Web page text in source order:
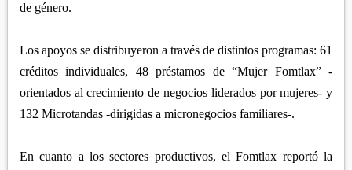
de género.
Los apoyos se distribuyeron a través de distintos programas: 61
créditos individuales, 48 préstamos de “Mujer Fomtlax” -
orientados al crecimiento de negocios liderados por mujeres- y
132 Microtandas -dirigidas a micronegocios familiares-.
En cuanto a los sectores productivos, el Fomtlax reportó la